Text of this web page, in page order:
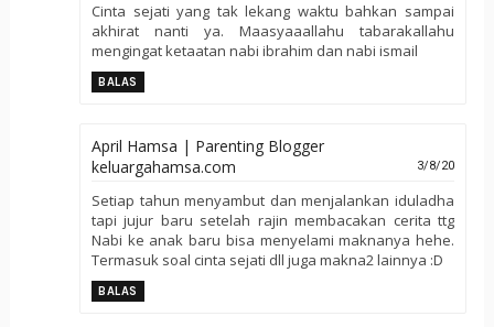
Cinta sejati yang tak lekang waktu bahkan sampai
akhirat nanti ya. Maasyaaallahu tabarakallahu
mengingat ketaatan nabi ibrahim dan nabi ismail
BALAS
April Hamsa | Parenting Blogger
keluargahamsa.com
3/8/20
Setiap tahun menyambut dan menjalankan iduladha
tapi jujur baru setelah rajin membacakan cerita ttg
Nabi ke anak baru bisa menyelami maknanya hehe.
Termasuk soal cinta sejati dll juga makna2 lainnya :D
BALAS